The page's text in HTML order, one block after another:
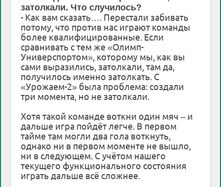
затолкали. Что случилось?
- Как вам сказать…. Перестали забивать
потому, что против нас играют команды
более квалифицированные. Если
сравнивать с тем же «Олимп-
Универспортом», которому мы, как вы
сами выразились, затолкали, там да,
получилось именно затолкать. С
«Урожаем-2» была проблема: создали
три момента, но не затолкали.
Хотя такой команде воткни один мяч – и
дальше игра пойдёт легче. В первом
тайме там могли два гола воткнуть,
однако ни в первом моменте не вышло,
ни в следующем. С учётом нашего
текущего функционального состояния
играть дальше всё сложнее.